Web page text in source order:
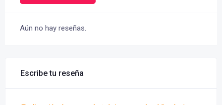
Aún no hay reseñas.
Escribe tu reseña